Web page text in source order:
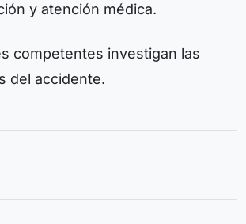
y atención médica.
competentes investigan las
del accidente.